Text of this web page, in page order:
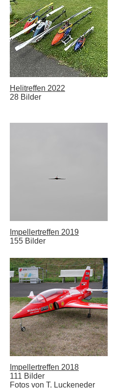
Helitreffen 2022
28 Bilder
Impellertreffen 2019
155 Bilder
Impellertreffen 2018
111 Bilder
Fotos von T. Luckeneder